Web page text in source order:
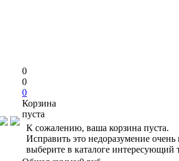
0
0
0
Корзина
пуста
К сожалению, ваша корзина пуста.
Исправить это недоразумение очень
выберите в каталоге